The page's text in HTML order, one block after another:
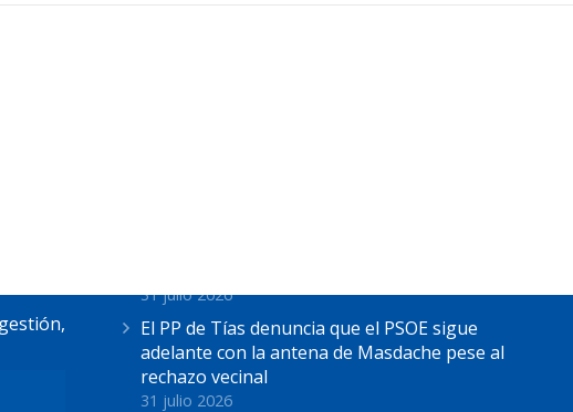
31 julio 2026
El PP de Tías denuncia que el PSOE sigue
adelante con la antena de Masdache pese al
rechazo vecinal
31 julio 2026